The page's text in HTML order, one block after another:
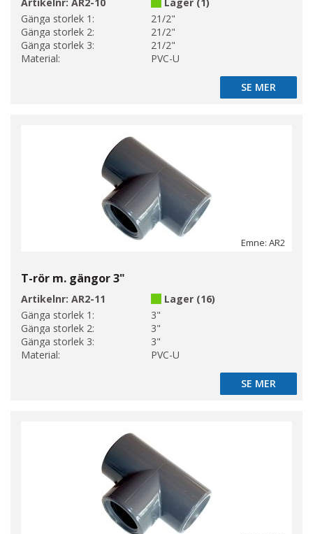
Gänga storlek 1:
21/2"
Gänga storlek 2:
21/2"
Gänga storlek 3:
21/2"
Material:
PVC-U
SE MER
SE MER
Emne: AR2
T-rör m. gängor 3"
Artikelnr: AR2-11
Lager (16)
Gänga storlek 1:
3"
Gänga storlek 2:
3"
Gänga storlek 3:
3"
Material:
PVC-U
SE MER
SE MER